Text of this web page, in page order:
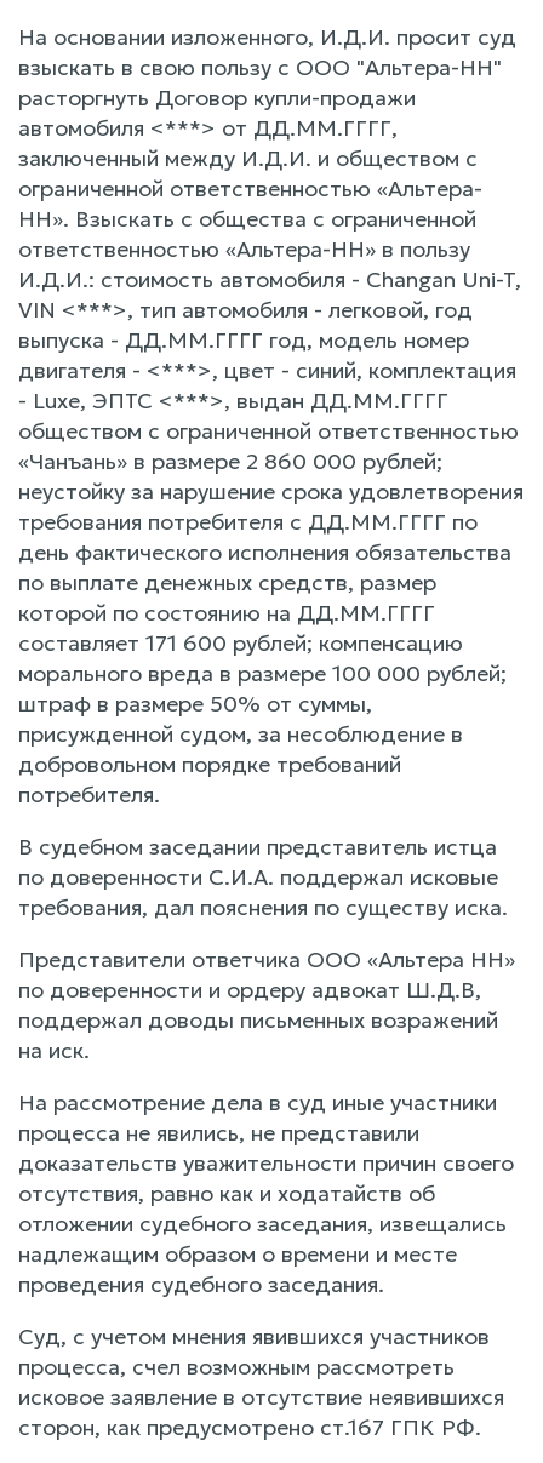
На основании изложенного, И.Д.И. просит суд
взыскать в свою пользу с ООО "Альтера-НН"
расторгнуть Договор купли-продажи
автомобиля <***> от ДД.ММ.ГГГГ,
заключенный между И.Д.И. и обществом с
ограниченной ответственностью «Альтера-
НН». Взыскать с общества с ограниченной
ответственностью «Альтера-НН» в пользу
И.Д.И.: стоимость автомобиля - Changan Uni-T,
VIN <***>, тип автомобиля - легковой, год
выпуска - ДД.ММ.ГГГГ год, модель номер
двигателя - <***>, цвет - синий, комплектация
- Luxe, ЭПТС <***>, выдан ДД.ММ.ГГГГ
обществом с ограниченной ответственностью
«Чанъань» в размере 2 860 000 рублей;
неустойку за нарушение срока удовлетворения
требования потребителя с ДД.ММ.ГГГГ по
день фактического исполнения обязательства
по выплате денежных средств, размер
которой по состоянию на ДД.ММ.ГГГГ
составляет 171 600 рублей; компенсацию
морального вреда в размере 100 000 рублей;
штраф в размере 50% от суммы,
присужденной судом, за несоблюдение в
добровольном порядке требований
потребителя.
В судебном заседании представитель истца
по доверенности С.И.А. поддержал исковые
требования, дал пояснения по существу иска.
Представители ответчика ООО «Альтера НН»
по доверенности и ордеру адвокат Ш.Д.В,
поддержал доводы письменных возражений
на иск.
На рассмотрение дела в суд иные участники
процесса не явились, не представили
доказательств уважительности причин своего
отсутствия, равно как и ходатайств об
отложении судебного заседания, извещались
надлежащим образом о времени и месте
проведения судебного заседания.
Суд, с учетом мнения явившихся участников
процесса, счел возможным рассмотреть
исковое заявление в отсутствие неявившихся
сторон, как предусмотрено ст.167 ГПК РФ.